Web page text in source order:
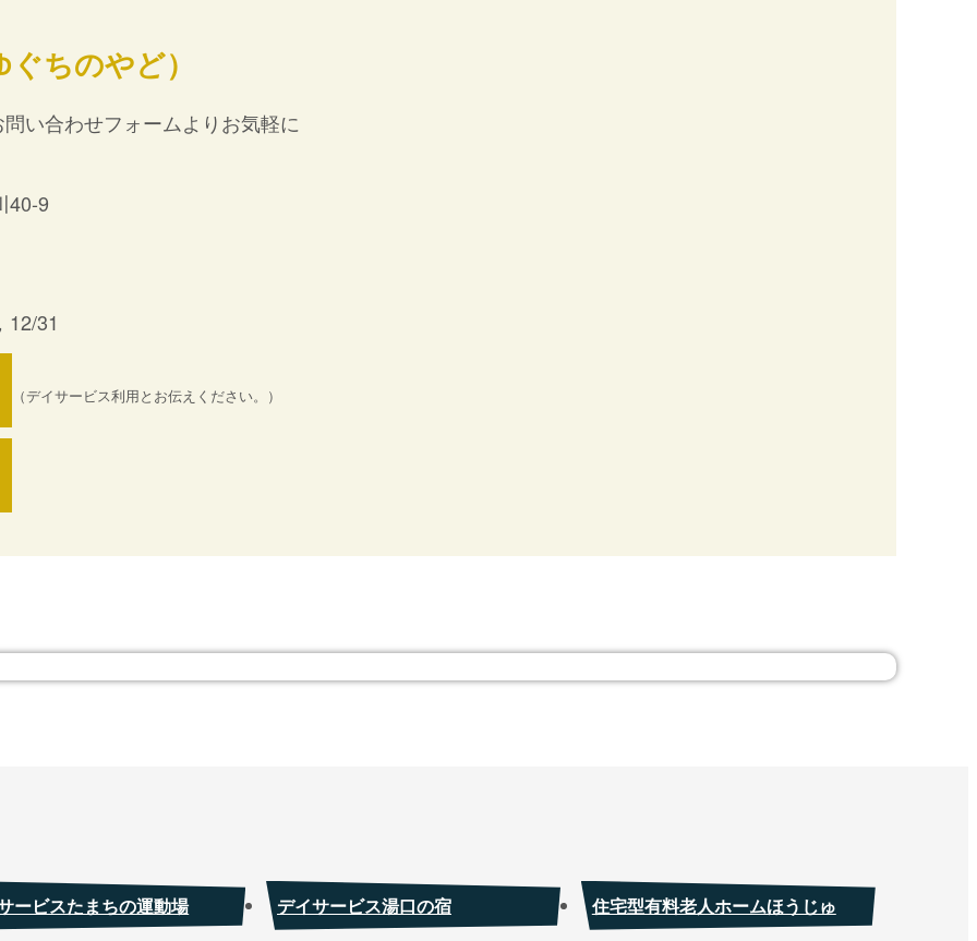
ちのやど）
い合わせフォームよりお気軽に
40-9
12/31
（デイサービス利用とお伝えください。）
ービスたまちの運動場 デイサービス湯口の宿 住宅型有料老人ホームほうじゅ